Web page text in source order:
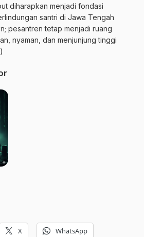
diharapkan menjadi fondasi
santri di Jawa Tengah
pesantren tetap menjadi ruang
nyaman, dan menjunjung tinggi
X WhatsApp